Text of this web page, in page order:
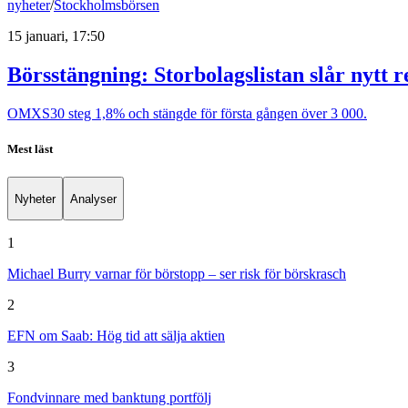
nyheter/Stockholmsbörsen
15 januari, 17:50
Börsstängning: Storbolagslistan slår nytt
OMXS30 steg 1,8% och stängde för första gången över 3 000.
Mest läst
Nyheter Analyser
1
Michael Burry varnar för börstopp – ser risk för börskrasch
2
EFN om Saab: Hög tid att sälja aktien
3
Fondvinnare med banktung portfölj